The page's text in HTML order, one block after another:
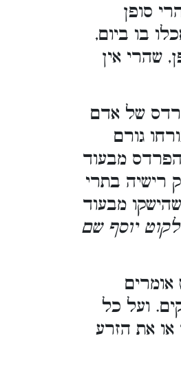
סופן
בו ביום,
שהרי אין
של אדם
גורם
מבעוד
רישיה בתרי
מבעוד
יוסף שם
ועל כל
או את הזרע